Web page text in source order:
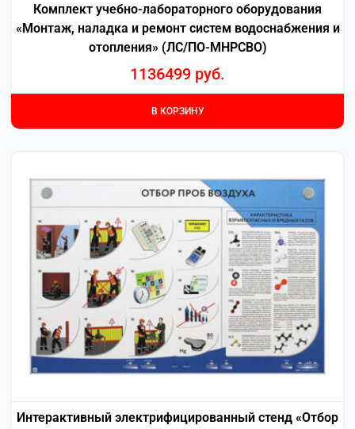
Комплект учебно-лабораторного оборудования
«Монтаж, наладка и ремонт систем водоснабжения и
отопления» (ЛС/ПО-МНРСВО)
1136499 руб.
В КОРЗИНУ
Интерактивный электрифицированный стенд «Отбор